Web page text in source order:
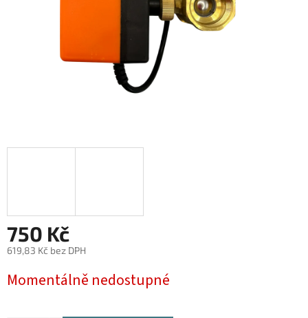
750 Kč
619,83 Kč bez DPH
cena:
Momentálně nedostupné